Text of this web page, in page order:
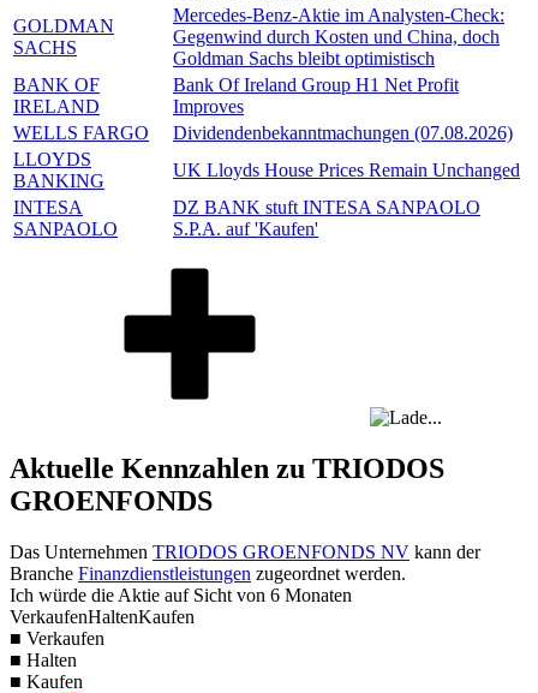
GOLDMAN
SACHS
Mercedes-Benz-Aktie im Analysten-Check:
Gegenwind durch Kosten und China, doch
Goldman Sachs bleibt optimistisch
BANK OF
IRELAND
Bank Of Ireland Group H1 Net Profit
Improves
WELLS FARGO
Dividendenbekanntmachungen (07.08.2026)
LLOYDS
BANKING
UK Lloyds House Prices Remain Unchanged
INTESA
SANPAOLO
DZ BANK stuft INTESA SANPAOLO
S.P.A. auf 'Kaufen'
Aktuelle Kennzahlen zu TRIODOS
GROENFONDS
Das Unternehmen TRIODOS GROENFONDS NV kann der
Branche Finanzdienstleistungen zugeordnet werden.
Ich würde die Aktie auf Sicht von 6 Monaten
VerkaufenHaltenKaufen
■ Verkaufen
■ Halten
■ Kaufen